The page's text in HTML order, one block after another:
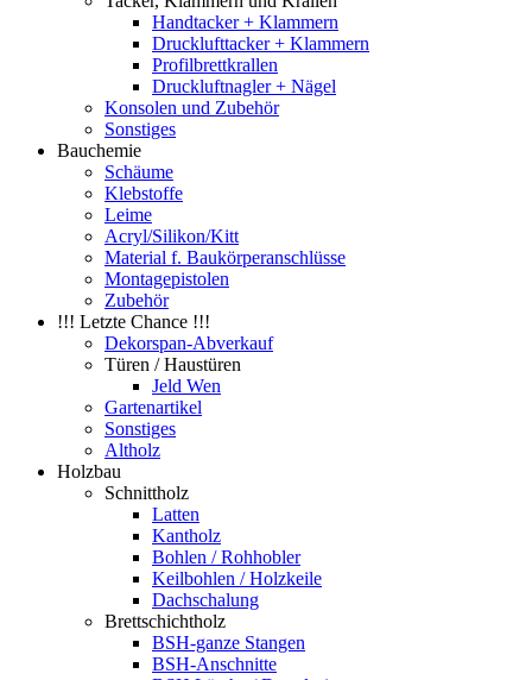
Handtacker + Klammern
Drucklufttacker + Klammern
Profilbrettkrallen
Druckluftnagler + Nägel
Konsolen und Zubehör
Sonstiges
Bauchemie
Schäume
Klebstoffe
Leime
Acryl/Silikon/Kitt
Material f. Baukörperanschlüsse
Montagepistolen
Zubehör
!!! Letzte Chance !!!
Dekorspan-Abverkauf
Türen / Haustüren
Jeld Wen
Gartenartikel
Sonstiges
Altholz
Holzbau
Schnittholz
Latten
Kantholz
Bohlen / Rohhobler
Keilbohlen / Holzkeile
Dachschalung
Brettschichtholz
BSH-ganze Stangen
BSH-Anschnitte